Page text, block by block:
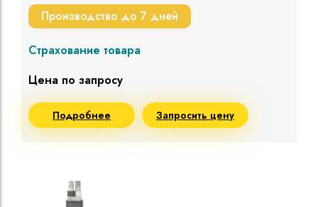
Производство до 7 дней
Страхование товара
Цена по запросу
Подробнее Запросить цену